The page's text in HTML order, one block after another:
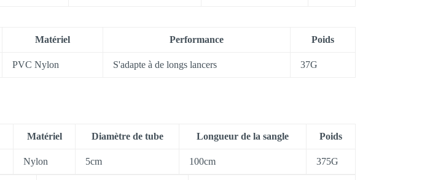
Matériel Performance Poids
PVC Nylon S'adapte à de longs lancers
37G
Matériel Diamètre de tube Longueur de la sangle Poids
Nylon 5cm 100cm 375G